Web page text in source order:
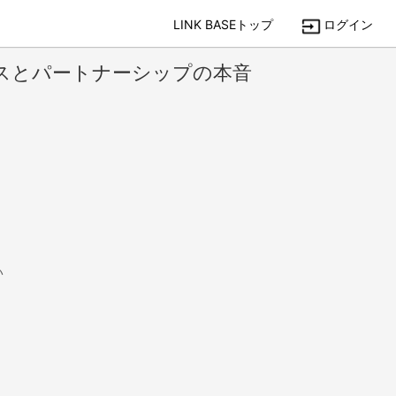
LINK BASEトップ ログイン
とパートナーシップの本音